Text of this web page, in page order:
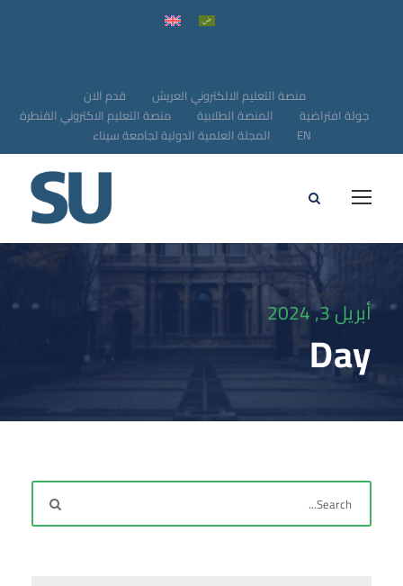
قدم الان
منصة التعليم الالكتروني العريش
منصة التعليم الاكتروني القنطرة
المنصة الطلابية
جولة افتراضية
المجلة العلمية الدولية لجامعة سيناء
EN
أبريل 3, 2024
Day